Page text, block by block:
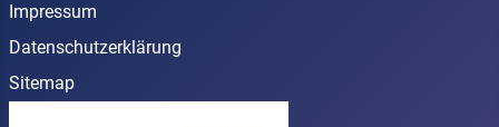
Impressum
Datenschutzerklärung
Sitemap